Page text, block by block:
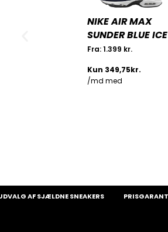
NIKE AIR MAX
SUNDER BLUE ICE
Fra:1.399 kr.
AF SJÆLDNE SNEAKERS PRISGARANTI